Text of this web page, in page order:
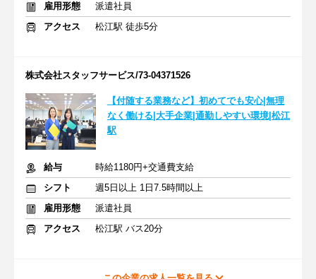
雇用形態
派遣社員
アクセス
松江駅 徒歩5分
株式会社スタッフサービス/73-04371526
【付随する業務など】初めてでも安心|無理
なく働ける|大手企業|通勤しやすい環境|松江
駅
給与
時給1180円+交通費支給
シフト
週5日以上 1日7.5時間以上
雇用形態
派遣社員
アクセス
松江駅 バス20分